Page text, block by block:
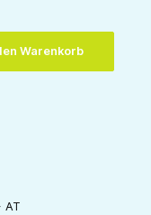
Warenkorb
AT